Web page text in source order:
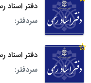
دفتر اسناد رسمی
سردفتر:
دفتر اسناد رسمی
سردفتر: